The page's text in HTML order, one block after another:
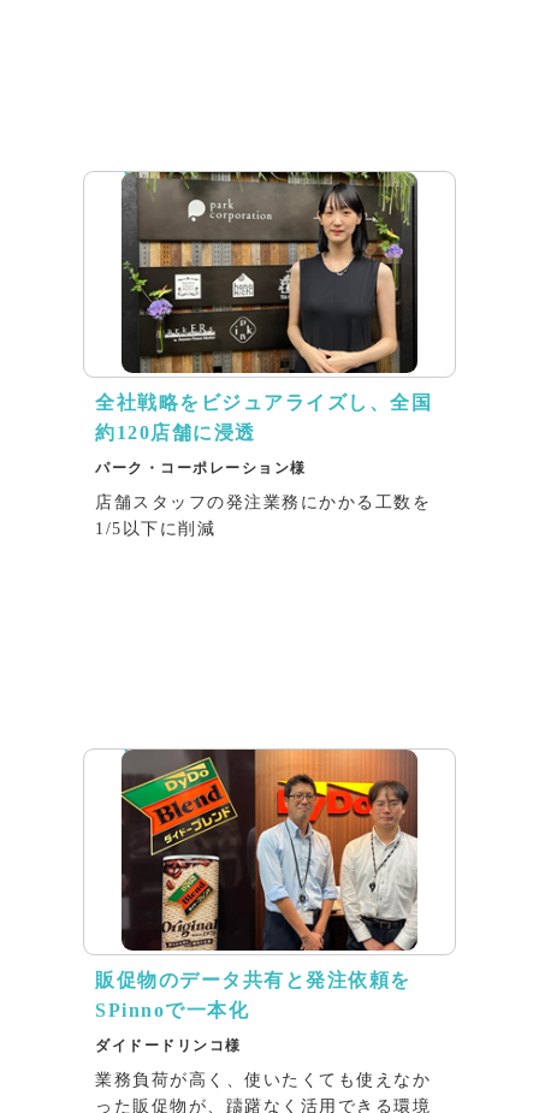
全社戦略をビジュアライズし、全国
約120店舗に浸透
パーク・コーポレーション様
店舗スタッフの発注業務にかかる工数を
1/5以下に削減
販促物のデータ共有と発注依頼を
SPinnoで一本化
ダイドードリンコ様
業務負荷が高く、使いたくても使えなか
った販促物が、躊躇なく活用できる環境